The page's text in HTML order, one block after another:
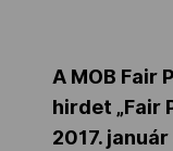
NOB
A MOB Fair
hirdet „Fair
2017.